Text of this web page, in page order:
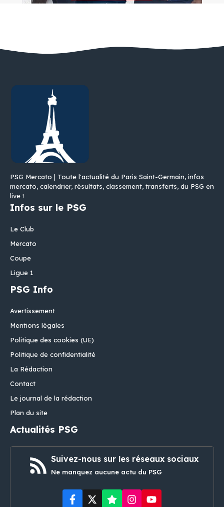
PSG Mercato | Toute l'actualité du Paris Saint-Germain, infos
mercato, calendrier, résultats, classement, transferts, du PSG en
live !
Infos sur le PSG
Le Club
Mercato
Coupe
Ligue 1
PSG Info
Avertissement
Mentions légales
Politique des cookies (UE)
Politique de confidentialité
La Rédaction
Contact
Le journal de la rédaction
Plan du site
Actualités PSG
Suivez-nous sur les réseaux sociaux
Ne manquez aucune actu du PSG